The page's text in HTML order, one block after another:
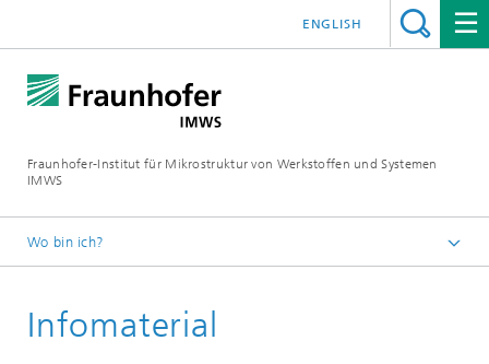
Fraunhofer-Institut für Mikrostruktur von Werkstoffen und Systemen
IMWS
ENGLISH
Wo bin ich?
Infomaterial